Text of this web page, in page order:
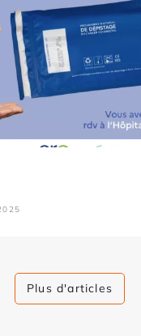
Plus d'articles